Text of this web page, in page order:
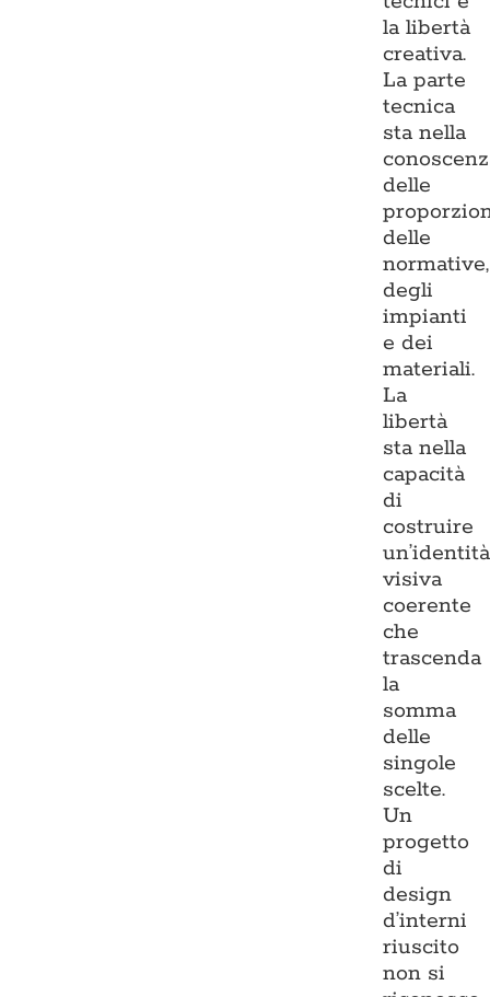
la libertà
creativa.
La parte
tecnica
sta nella
delle
delle
normative,
degli
impianti
e dei
materiali.
La
libertà
sta nella
capacità
di
costruire
un’identità
visiva
coerente
che
trascenda
la
somma
delle
singole
scelte.
Un
progetto
di
design
d’interni
riuscito
non si